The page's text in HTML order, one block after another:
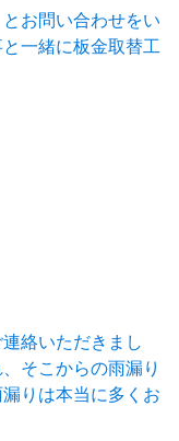
お問い合わせをい
一緒に板金取替工
絡いただきまし
そこからの雨漏り
りは本当に多くお